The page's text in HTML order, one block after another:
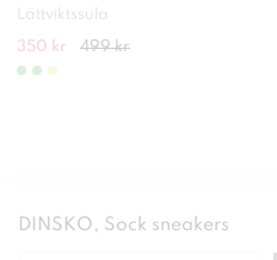
Lättviktssula
350 kr 499 kr
DINSKO, Sock sneakers